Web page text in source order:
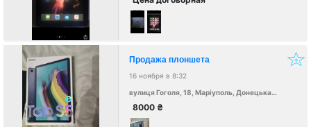
Продажа плоншета
16 ноября в 8:32
вулиця Гоголя, 18, Маріуполь, Донецька область, Украина, 87500
8000 ₴